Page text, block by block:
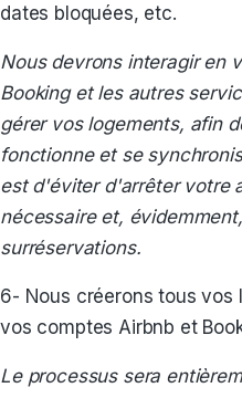
dates bloquées, etc.
Nous devrons interagir en
Booking et les autres
gérer vos logements, afin
fonctionne et se
est d'éviter d'arrêter votre
nécessaire et,
surréservations.
6- Nous créerons tous vos
vos comptes Airbnb et
Le processus sera